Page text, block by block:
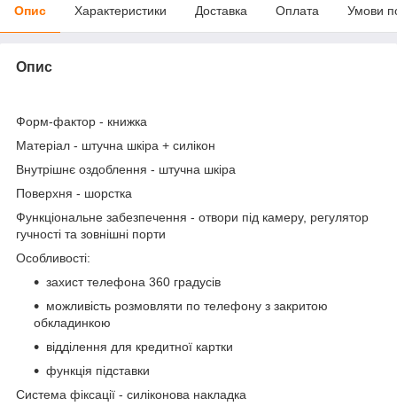
Опис Характеристики Доставка Оплата Умови
Опис
Форм-фактор - книжка
Матеріал - штучна шкіра + силікон
Внутрішнє оздоблення - штучна шкіра
Поверхня - шорстка
Функціональне забезпечення - отвори під камеру, регулятор
гучності та зовнішні порти
Особливості:
захист телефона 360 градусів
можливість розмовляти по телефону з закритою
обкладинкою
відділення для кредитної картки
функція підставки
Система фіксації - силіконова накладка